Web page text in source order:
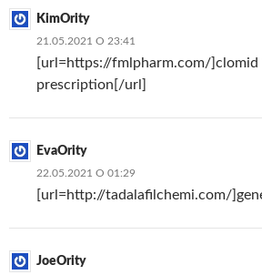
KimOrity
21.05.2021 О 23:41
[url=https://fmlpharm.com/]clomid
prescription[/url]
EvaOrity
22.05.2021 О 01:29
[url=http://tadalafilchemi.com/
JoeOrity